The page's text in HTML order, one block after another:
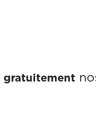
gratuitement